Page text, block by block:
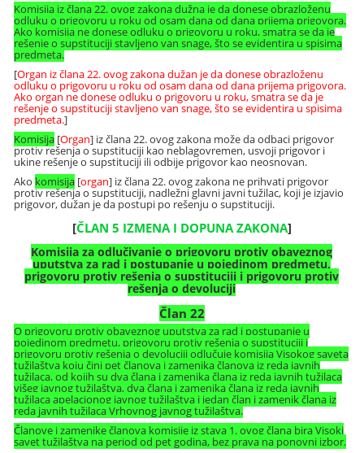
Komisija iz člana 22. ovog zakona dužna je da donese obrazloženu
odluku o prigovoru u roku od osam dana od dana prijema prigovora.
Ako komisija ne donese odluku o prigovoru u roku, smatra se da je
rešenje o supstituciji stavljeno van snage, što se evidentira u spisima
predmeta.
[Organ iz člana 22. ovog zakona dužan je da donese obrazloženu
odluku o prigovoru u roku od osam dana od dana prijema prigovora.
Ako organ ne donese odluku o prigovoru u roku, smatra se da je
rešenje o supstituciji stavljeno van snage, što se evidentira u spisima
predmeta.]
Komisija [Organ] iz člana 22. ovog zakona može da odbaci prigovor
protiv rešenja o supstituciji kao neblagovremen, usvoji prigovor i
ukine rešenje o supstituciji ili odbije prigovor kao neosnovan.
Ako komisija [organ] iz člana 22. ovog zakona ne prihvati prigovor
protiv rešenja o supstituciji, nadležni glavni javni tužilac, koji je izjavio
prigovor, dužan je da postupi po rešenju o supstituciji.
[ČLAN 5 IZMENA I DOPUNA ZAKONA]
Komisija za odlučivanje o prigovoru protiv obaveznog
uputstva za rad i postupanje u pojedinom predmetu,
prigovoru protiv rešenja o supstituciji i prigovoru protiv
rešenja o devoluciji
Član 22
O prigovoru protiv obaveznog uputstva za rad i postupanje u
pojedinom predmetu, prigovoru protiv rešenja o supstituciji i
prigovoru protiv rešenja o devoluciji odlučuje komisija Visokog saveta
tužilaštva koju čini pet članova i zamenika članova iz reda javnih
tužilaca, od kojih su dva člana i zamenika člana iz reda javnih tužilaca
višeg javnog tužilaštva, dva člana i zamenika člana iz reda javnih
tužilaca apelacionog javnog tužilaštva i jedan član i zamenik člana iz
reda javnih tužilaca Vrhovnog javnog tužilaštva.
Članove i zamenike članova komisije iz stava 1. ovog člana bira Visoki
savet tužilaštva na period od pet godina, bez prava na ponovni izbor.